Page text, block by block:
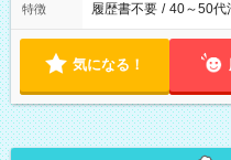
特徴 履歴書不要 / 40～50代
気になる！